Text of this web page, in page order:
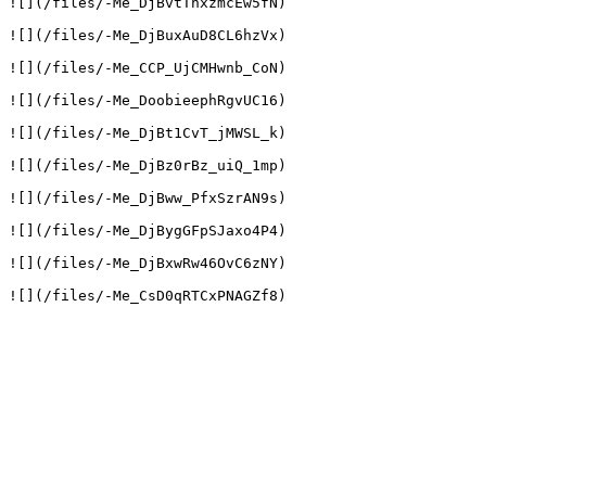
![](/files/-Me_DjBuxAuD8CL6hzVx)
![](/files/-Me_CCP_UjCMHwnb_CoN)
![](/files/-Me_DoobieephRgvUC16)
![](/files/-Me_DjBt1CvT_jMWSL_k)
![](/files/-Me_DjBz0rBz_uiQ_1mp)
![](/files/-Me_DjBww_PfxSzrAN9s)
![](/files/-Me_DjBygGFpSJaxo4P4)
![](/files/-Me_DjBxwRw46OvC6zNY)